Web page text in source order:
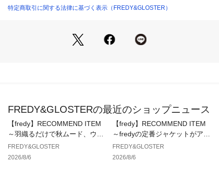
・UVカット99％以上カットのレンズを使用しており、紫外線
◇商品のお気に入り登録◇
【お気に入りに登録】を是非ご活用ください。
＊店頭及び屋外での撮影画像は、光の当たり具合で色味が違っ
て見える場合があります。商品の色味は、スタジオ撮影の画像
をご参照下さい。
おりますが、お客様がご利用のモニターの設定及び特性によ
り、実際の商品と比較し色味に若干の誤差が生じる場合があり
特定商取引に関する法律に基づく表示（FREDY&GLOSTER）
FREDY&GLOSTERの最近のショップニュース
【fredy】RECOMMEND ITEM
～羽織るだけで秋ムード、ウエ
ストギャザーテーラードシャツ
～
FREDY&GLOSTER
2026/8/6
【fredy】RECOMMEND ITEM
～fredyの定番ジャケットがアッ
プデートして登場！～
FREDY&GLOSTER
2026/8/6